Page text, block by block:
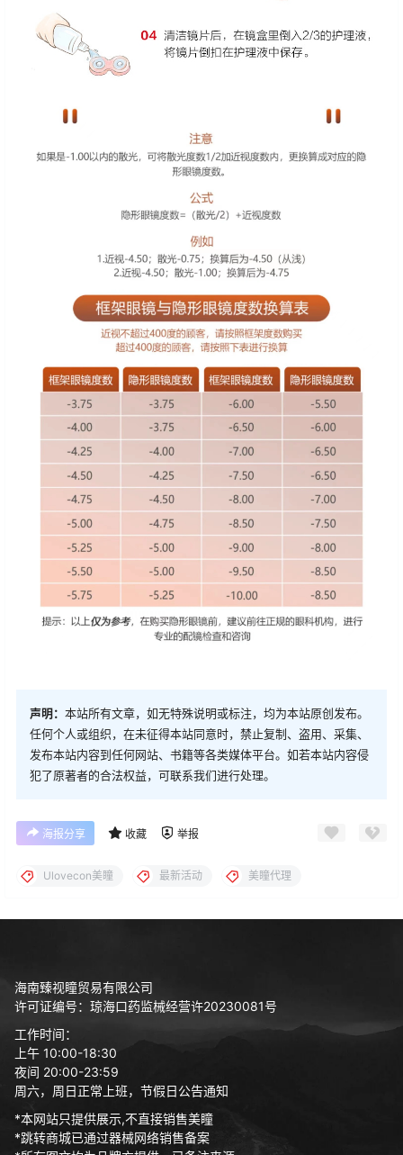
声明： 本站所有文章，如无特殊说明或标注，均为本站原创发布。
任何个人或组织，在未征得本站同意时，禁止复制、盗用、采集、
发布本站内容到任何网站、书籍等各类媒体平台。如若本站内容侵
犯了原著者的合法权益，可联系我们进行处理。
海报分享 收藏 举报
Ulovecon美瞳 最新活动 美瞳代理
海南臻视瞳贸易有限公司
许可证编号：琼海口药监械经营许20230081号
工作时间：
上午 10:00-18:30
夜间 20:00-23:59
周六，周日正常上班，节假日公告通知
*本网站只提供展示,不直接销售美瞳
*跳转商城已通过器械网络销售备案